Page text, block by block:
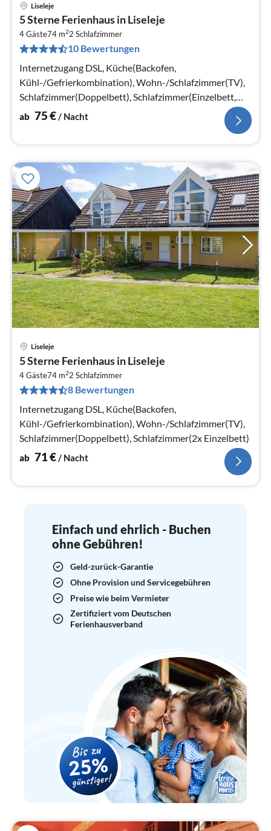
Liseleje
5 Sterne Ferienhaus in Liseleje
4 Gäste74 m22 Schlafzimmer
10 Bewertungen
Internetzugang DSL, Küche(Backofen,
Kühl-/Gefrierkombination), Wohn-/Schlafzimmer(TV),
Schlafzimmer(Doppelbett), Schlafzimmer(Einzelbett,
Einzelklappbett )
ab 75€/ Nacht
Liseleje
5 Sterne Ferienhaus in Liseleje
4 Gäste74 m22 Schlafzimmer
8 Bewertungen
Internetzugang DSL, Küche(Backofen,
Kühl-/Gefrierkombination), Wohn-/Schlafzimmer(TV),
Schlafzimmer(Doppelbett), Schlafzimmer(2x Einzelbett)
ab 71€/ Nacht
Einfach und ehrlich - Buchen
ohne Gebühren!
Geld-zurück-Garantie
Ohne Provision und Servicegebühren
Preise wie beim Vermieter
Zertifiziert vom Deutschen
Ferienhausverband